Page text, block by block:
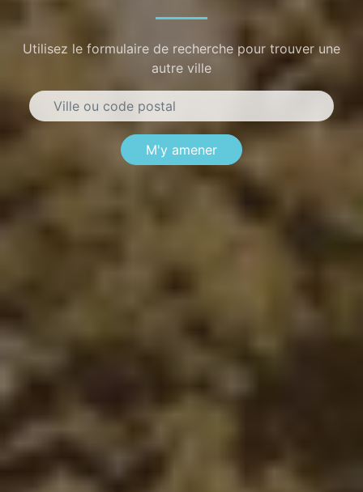
Utilisez le formulaire de recherche pour trouver une
autre ville
M'y amener